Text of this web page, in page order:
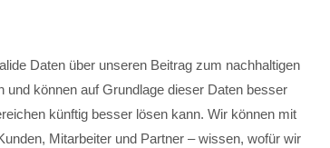
Daten über unseren Beitrag zum nachhaltigen
können auf Grundlage dieser Daten besser
künftig besser lösen kann. Wir können mit
Mitarbeiter und Partner – wissen, wofür wir